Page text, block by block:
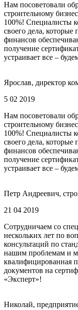
Нам посоветовали
строительному
100%! Специалисты
своего дела,
финансов
получение
устраивает все –
Ярослав, директор
5 02 2019
Нам посоветовали
строительному
100%! Специалисты
своего дела,
финансов
получение
устраивает все –
Петр Андреевич,
21 04 2019
Сотрудничаем со
нескольких лет по
консультаций по
нашим проблемам и
квалифицированная
документов на
«Эксперт»!
Николай,